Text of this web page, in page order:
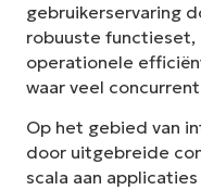
gebruikerservaring
robuuste
operationele
waar veel
Op het gebied van
door uitgebreide
scala aan